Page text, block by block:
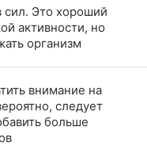
сил. Это хороший
активности, но
организм
внимание на
следует
больше